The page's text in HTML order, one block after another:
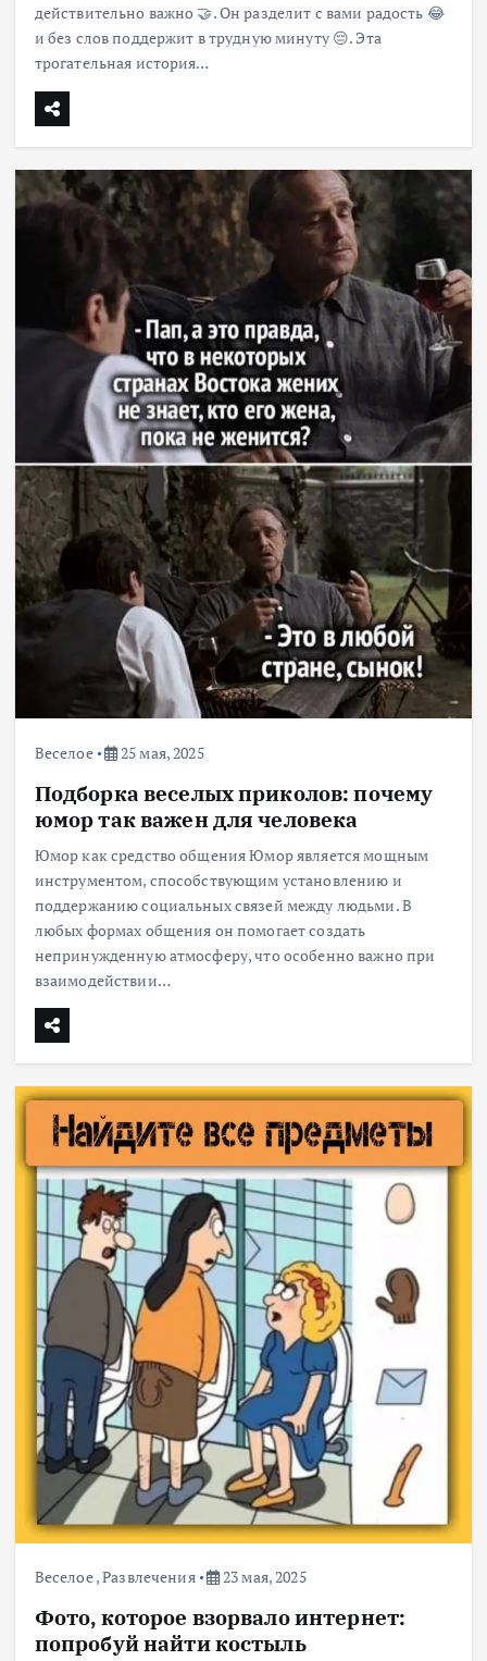
действительно важно 🤝. Он разделит с вами радость 😂
и без слов поддержит в трудную минуту 😔. Эта
трогательная история…
Веселое 25 мая, 2025
Подборка веселых приколов: почему
юмор так важен для человека
Юмор как средство общения Юмор является мощным
инструментом, способствующим установлению и
поддержанию социальных связей между людьми. В
любых формах общения он помогает создать
непринужденную атмосферу, что особенно важно при
взаимодействии…
Веселое,Развлечения 23 мая, 2025
Фото, которое взорвало интернет:
попробуй найти костыль